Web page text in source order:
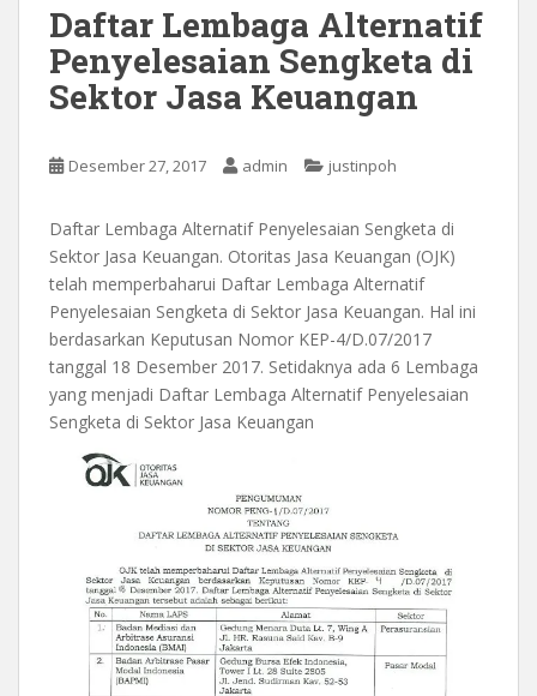
Daftar Lembaga Alternatif
Penyelesaian Sengketa di
Sektor Jasa Keuangan
Desember 27, 2017 admin justinpoh
Daftar Lembaga Alternatif Penyelesaian Sengketa di
Sektor Jasa Keuangan. Otoritas Jasa Keuangan (OJK)
telah memperbaharui Daftar Lembaga Alternatif
Penyelesaian Sengketa di Sektor Jasa Keuangan. Hal ini
berdasarkan Keputusan Nomor KEP-4/D.07/2017
tanggal 18 Desember 2017. Setidaknya ada 6 Lembaga
yang menjadi Daftar Lembaga Alternatif Penyelesaian
Sengketa di Sektor Jasa Keuangan